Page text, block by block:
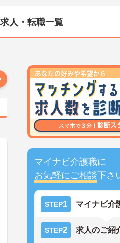
人・転職一覧
マイナビ介護職に
お気軽にご相談下さ
STEP1 マイナビ介
STEP2 求人のご紹